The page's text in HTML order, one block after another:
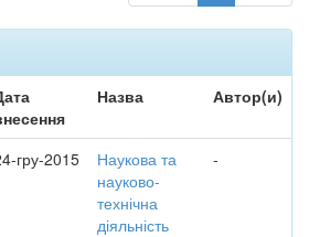
Назва Автор(и)
гру-2015
Наукова та
науково-
технічна
діяльність
-